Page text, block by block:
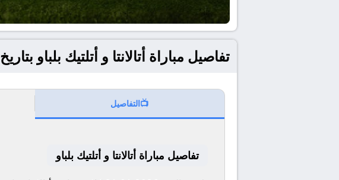
تفاصيل مباراة أتالانتا و أتلتيك بلباو بتاريخ 2026-01-21 في أوروبا, دوري أبطال اوروبا
📺التفاصيل
تفاصيل مباراة أتالانتا و أتلتيك بلباو